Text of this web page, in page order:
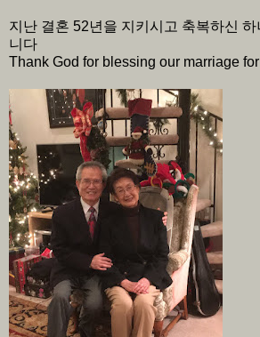
지난 결혼 52년을 지키시고 축복하신
니다
Thank God for blessing our marriage